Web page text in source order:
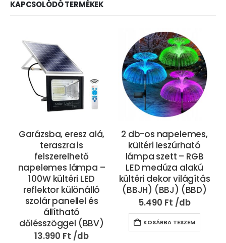
KAPCSOLÓDÓ TERMÉKEK
Garázsba, eresz alá,
teraszra is
felszerelhető
napelemes lámpa –
100W kültéri LED
reflektor különálló
szolár panellel és
állítható
dőlésszöggel (BBV)
13.990 Ft
2 db-os napelemes,
kültéri leszúrható
lámpa szett – RGB
LED medúza alakú
kültéri dekor világítás
(BBJH) (BBJ) (BBD)
5.490 Ft
KOSÁRBA TESZEM